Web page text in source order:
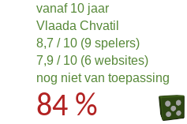
vanaf 10 jaar
Vlaada Chvatil
8,7 / 10 (9 spelers)
7,9 / 10 (6 websites)
nog niet van toepassing
84 %